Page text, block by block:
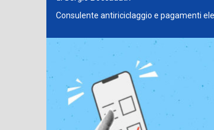
Consulente antiriciclaggio e pagamenti